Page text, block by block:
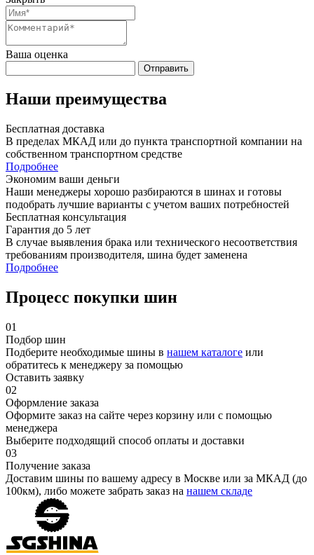
Ваша оценка
Отправить
Наши преимущества
Бесплатная доставка
В пределах МКАД или до пункта транспортной компании на
собственном транспортном средстве
Подробнее
Экономим ваши деньги
Наши менеджеры хорошо разбираются в шинах и готовы
подобрать лучшие варианты с учетом ваших потребностей
Бесплатная консультация
Гарантия до 5 лет
В случае выявления брака или технического несоответствия
требованиям производителя, шина будет заменена
Подробнее
Процесс покупки шин
01
Подбор шин
Подберите необходимые шины в нашем каталоге или
обратитесь к менеджеру за помощью
Оставить заявку
02
Оформление заказа
Оформите заказ на сайте через корзину или с помощью
менеджера
Выберите подходящий способ оплаты и доставки
03
Получение заказа
Доставим шины по вашему адресу в Москве или за МКАД (до
100км), либо можете забрать заказ на нашем складе